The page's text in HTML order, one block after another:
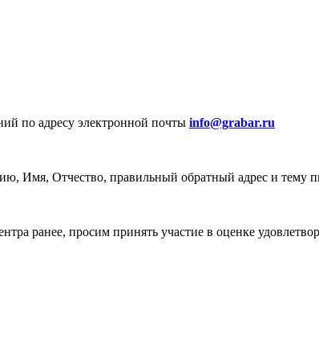
по адресу электронной почты info@grabar.ru
Имя, Отчество, правильный обратный адрес и тему
ранее, просим принять участие в оценке